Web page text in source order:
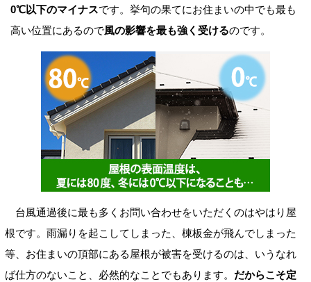
0℃以下のマイナスです。挙句の果てにお住まいの中でも最も
高い位置にあるので風の影響を最も強く受けるのです。
台風通過後に最も多くお問い合わせをいただくのはやはり屋
根です。雨漏りを起こしてしまった、棟板金が飛んでしまった
等、お住まいの頂部にある屋根が被害を受けるのは、いうなれ
ば仕方のないこと、必然的なことでもあります。 だからこそ定